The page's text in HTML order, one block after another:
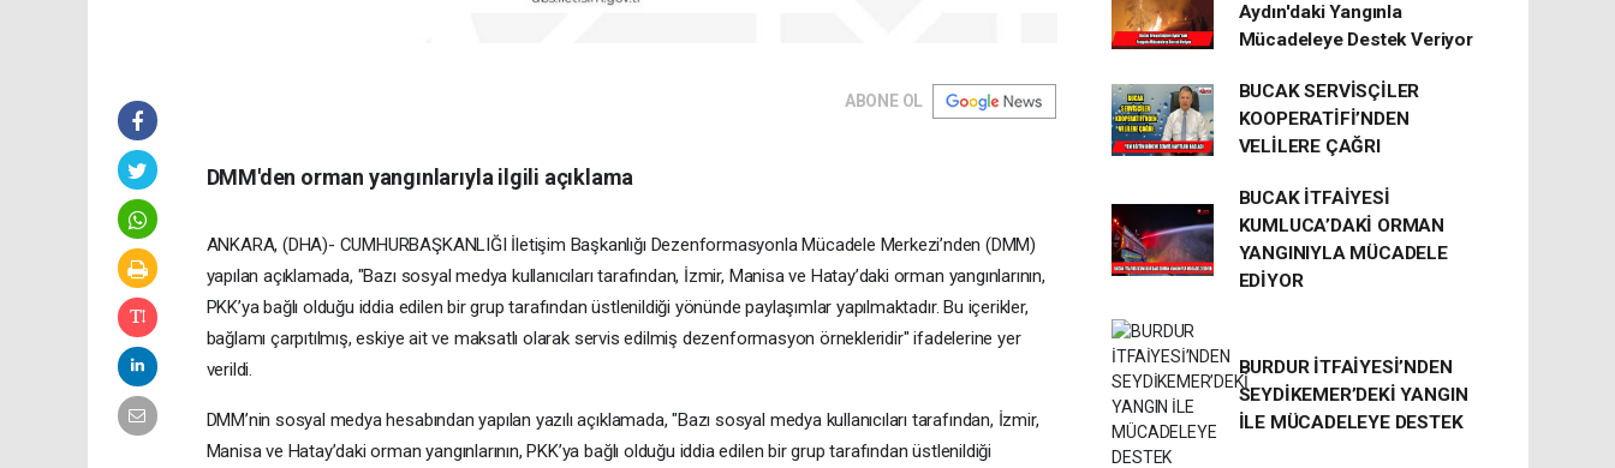
ABONE OL
DMM'den orman yangınlarıyla ilgili açıklama
ANKARA, (DHA)- CUMHURBAŞKANLIĞI İletişim Başkanlığı Dezenformasyonla Mücadele Merkezi’nden (DMM)
yapılan açıklamada, "Bazı sosyal medya kullanıcıları tarafından, İzmir, Manisa ve Hatay’daki orman yangınlarının,
PKK’ya bağlı olduğu iddia edilen bir grup tarafından üstlenildiği yönünde paylaşımlar yapılmaktadır. Bu içerikler,
bağlamı çarpıtılmış, eskiye ait ve maksatlı olarak servis edilmiş dezenformasyon örnekleridir" ifadelerine yer
verildi.
DMM’nin sosyal medya hesabından yapılan yazılı açıklamada, "Bazı sosyal medya kullanıcıları tarafından, İzmir,
Manisa ve Hatay’daki orman yangınlarının, PKK’ya bağlı olduğu iddia edilen bir grup tarafından üstlenildiği
Aydın'daki Yangınla
Mücadeleye Destek Veriyor
BUCAK SERVİSÇİLER
KOOPERATİFİ’NDEN
VELİLERE ÇAĞRI
BUCAK İTFAİYESİ
KUMLUCA’DAKİ ORMAN
YANGINIYLA MÜCADELE
EDİYOR
BURDUR İTFAİYESİ’NDEN
SEYDİKEMER’DEKİ YANGIN
İLE MÜCADELEYE DESTEK